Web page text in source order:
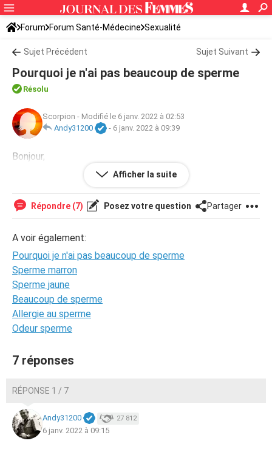
Forum Forum Santé-Médecine Sexualité
Sujet Précédent Sujet Suivant
Pourquoi je n'ai pas beaucoup de sperme
Résolu
Scorpion - Modifié le 6 janv. 2022 à 02:53
Andy31200
- 6 janv. 2022 à 09:39
Bonjour,
Pourquoi je n'ai pas beaucoup de sperme quand je
Afficher la suite
Répondre (7) Posez votre question Partager
A voir également:
Pourquoi je n'ai pas beaucoup de sperme
Sperme marron
Sperme jaune
Beaucoup de sperme
Allergie au sperme
Odeur sperme
7 réponses
RÉPONSE 1 / 7
Andy31200 27 812
6 janv. 2022 à 09:15